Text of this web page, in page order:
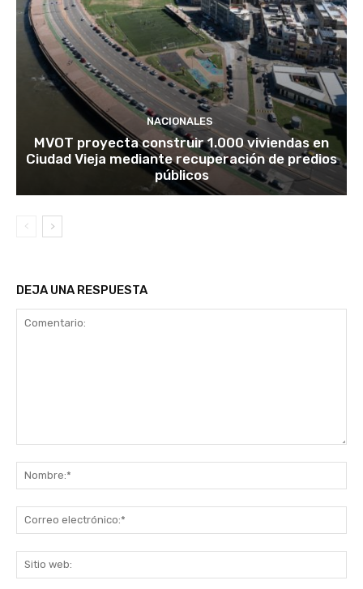
NACIONALES
MVOT proyecta construir 1.000 viviendas en
Ciudad Vieja mediante recuperación de predios
públicos
DEJA UNA RESPUESTA